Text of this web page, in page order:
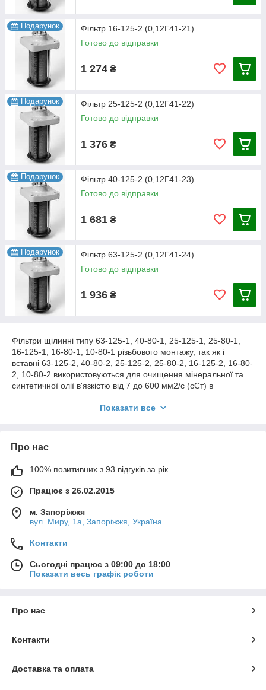
Подарунок
Фільтр 16-125-2 (0,12Г41-21)
Готово до відправки
1 274 ₴
Подарунок
Фільтр 25-125-2 (0,12Г41-22)
Готово до відправки
1 376 ₴
Подарунок
Фільтр 40-125-2 (0,12Г41-23)
Готово до відправки
1 681 ₴
Подарунок
Фільтр 63-125-2 (0,12Г41-24)
Готово до відправки
1 936 ₴
Фільтри щілинні типу 63-125-1, 40-80-1, 25-125-1, 25-80-1,
16-125-1, 16-80-1, 10-80-1 різьбового монтажу, так як і
вставні 63-125-2, 40-80-2, 25-125-2, 25-80-2, 16-125-2, 16-80-
2, 10-80-2 використовуються для очищення мінеральної та
синтетичної олії в'язкістю від 7 до 600 мм2/с (сСт) в
від 80 до 125мкм. Також можуть використовуватися для
до 55°С і температурі навколишнього середовища від мінус
60°С до плюс 50°С. Фільтри випускаються у двох виконаннях:
занурювальні та з колбою. Другі застосовуються частіше, т.к.
можуть використовуватися як окремий незалежний фільтр
зливної лінії гідросистеми.
всмоктують.
формою.
Показати все
Про нас
100% позитивних з 93 відгуків за рік
Працює з 26.02.2015
м. Запоріжжя
вул. Миру, 1а, Запоріжжя, Україна
Контакти
Сьогодні працює з 09:00 до 18:00
Показати весь графік роботи
Про нас
Контакти
Доставка та оплата